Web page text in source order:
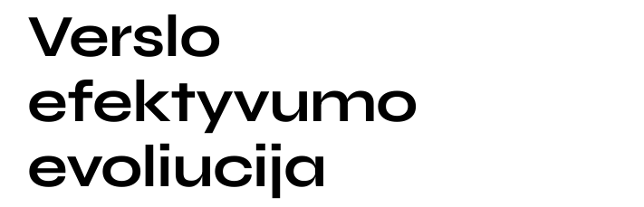
Verslo
efektyvumo
evoliucija